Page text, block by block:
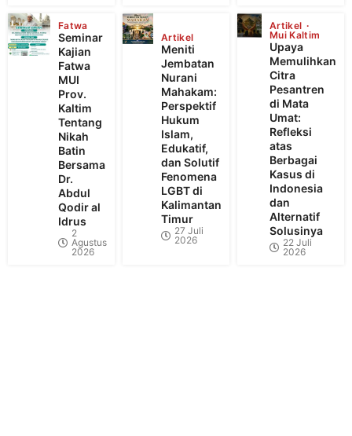
Fatwa
Seminar
Kajian
Fatwa
MUI
Prov.
Kaltim
Tentang
Nikah
Batin
Bersama
Dr.
Abdul
Qodir al
Idrus
2
Agustus
2026
Artikel
Meniti
Jembatan
Nurani
Mahakam:
Perspektif
Hukum
Islam,
Edukatif,
dan Solutif
Fenomena
LGBT di
Kalimantan
Timur
27 Juli
2026
Artikel
Mui Kaltim
Upaya
Memulihkan
Citra
Pesantren
di Mata
Umat:
Refleksi
atas
Berbagai
Kasus di
Indonesia
dan
Alternatif
Solusinya
22 Juli
2026